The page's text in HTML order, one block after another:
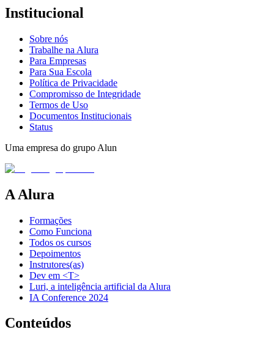
Institucional
Sobre nós
Trabalhe na Alura
Para Empresas
Para Sua Escola
Política de Privacidade
Compromisso de Integridade
Termos de Uso
Documentos Institucionais
Status
Uma empresa do grupo Alun
A Alura
Formações
Como Funciona
Todos os cursos
Depoimentos
Instrutores(as)
Dev em <T>
Luri, a inteligência artificial da Alura
IA Conference 2024
Conteúdos